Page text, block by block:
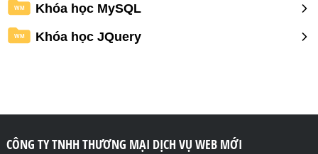
WM Khóa học MySQL
WM Khóa học JQuery
CÔNG TY TNHH THƯƠNG MẠI DỊCH VỤ WEB MỚI